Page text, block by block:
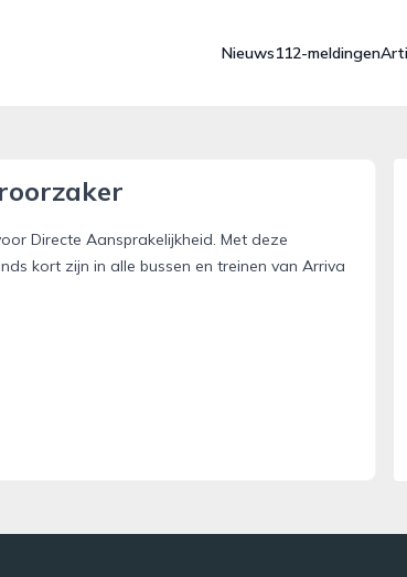
Nieuws112-meldingen
Directe Aansprakelijkheid. Met deze
kort zijn in alle bussen en treinen van Arriva